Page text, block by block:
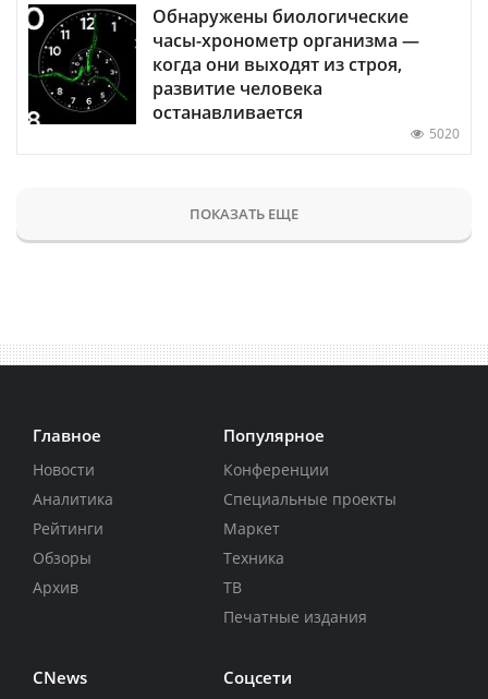
Обнаружены биологические
часы-хронометр организма —
когда они выходят из строя,
развитие человека
останавливается
5020
ПОКАЗАТЬ ЕЩЕ
Главное
Новости
Аналитика
Рейтинги
Обзоры
Архив
Популярное
Конференции
Специальные проекты
Маркет
Техника
ТВ
Печатные издания
CNews Соцсети